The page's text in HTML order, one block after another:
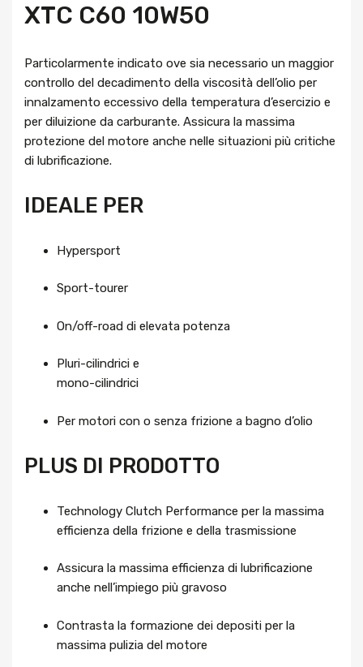
XTC C60 10W50
Particolarmente indicato ove sia necessario un maggior
controllo del decadimento della viscosità dell’olio per
innalzamento eccessivo della temperatura d’esercizio e
per diluizione da carburante. Assicura la massima
protezione del motore anche nelle situazioni più critiche
di lubrificazione.
IDEALE PER
Hypersport
Sport-tourer
On/off-road di elevata potenza
Pluri-cilindrici e
mono-cilindrici
Per motori con o senza frizione a bagno d’olio
PLUS DI PRODOTTO
Technology Clutch Performance per la massima
efficienza della frizione e della trasmissione
Assicura la massima efficienza di lubrificazione
anche nell’impiego più gravoso
Contrasta la formazione dei depositi per la
massima pulizia del motore